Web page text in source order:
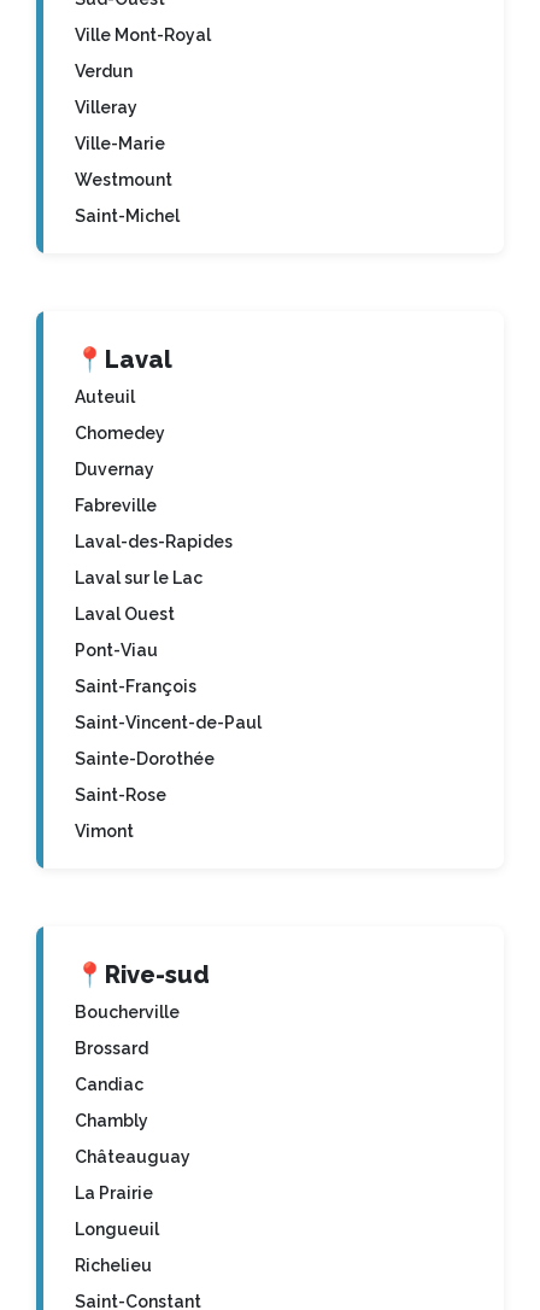
Ville Mont-Royal
Verdun
Villeray
Ville-Marie
Westmount
Saint-Michel
📍 Laval
Auteuil
Chomedey
Duvernay
Fabreville
Laval-des-Rapides
Laval sur le Lac
Laval Ouest
Pont-Viau
Saint-François
Saint-Vincent-de-Paul
Sainte-Dorothée
Saint-Rose
Vimont
📍 Rive-sud
Boucherville
Brossard
Candiac
Chambly
Châteauguay
La Prairie
Longueuil
Richelieu
Saint-Constant